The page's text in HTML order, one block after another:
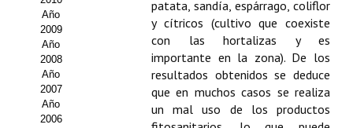
Buscador de Artículos
JORNADAS AIDA
Presentación Jornadas
Comunicaciones
Año
2009
Año
2008
Año
2007
Año
2006
patata, sandía, espárrago, coliflor
y cítricos (cultivo que coexiste
con las hortalizas y es
importante en la zona). De los
resultados obtenidos se deduce
que en muchos casos se realiza
un mal uso de los productos